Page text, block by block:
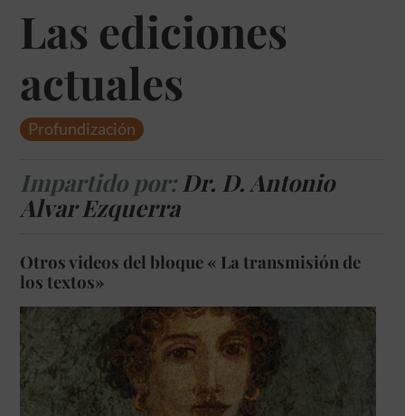
Las ediciones
actuales
Profundización
Impartido por: Dr. D. Antonio
Alvar Ezquerra
Otros videos del bloque « La transmisión de
los textos»